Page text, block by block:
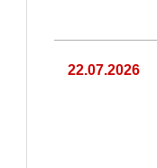
22.07.2026